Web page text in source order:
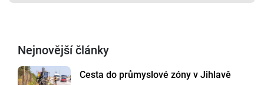
Nejnovější články
Cesta do průmyslové zóny v Jihlavě